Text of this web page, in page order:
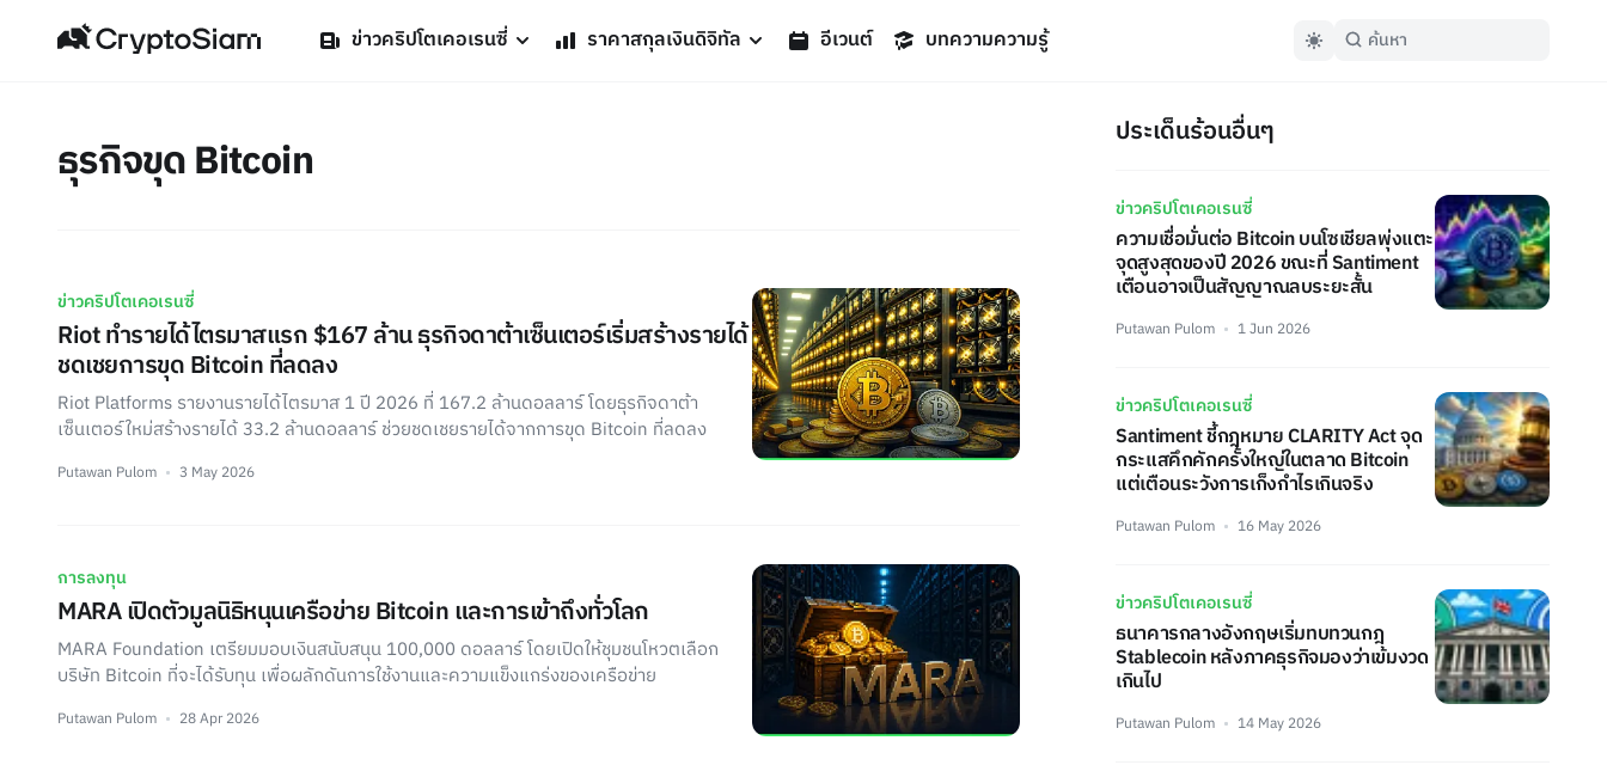
ข่าวคริปโตเคอเรนซี่ ราคาสกุลเงินดิจิทัล อีเวนต์ บทความความรู้
ธุรกิจขุด Bitcoin
ข่าวคริปโตเคอเรนซี่
Riot ทำรายได้ไตรมาสแรก $167 ล้าน ธุรกิจดาต้าเซ็นเตอร์เริ่มสร้างรายได้
ชดเชยการขุด Bitcoin ที่ลดลง
Riot Platforms รายงานรายได้ไตรมาส 1 ปี 2026 ที่ 167.2 ล้านดอลลาร์ โดยธุรกิจดาต้า
เซ็นเตอร์ใหม่สร้างรายได้ 33.2 ล้านดอลลาร์ ช่วยชดเชยรายได้จากการขุด Bitcoin ที่ลดลง
Putawan Pulom 3 May 2026
การลงทุน
MARA เปิดตัวมูลนิธิหนุนเครือข่าย Bitcoin และการเข้าถึงทั่วโลก
MARA Foundation เตรียมมอบเงินสนับสนุน 100,000 ดอลลาร์ โดยเปิดให้ชุมชนโหวตเลือก
บริษัท Bitcoin ที่จะได้รับทุน เพื่อผลักดันการใช้งานและความแข็งแกร่งของเครือข่าย
Putawan Pulom 28 Apr 2026
ประเด็นร้อนอื่นๆ
ข่าวคริปโตเคอเรนซี่
ความเชื่อมั่นต่อ Bitcoin บนโซเชียลพุ่งแตะ
จุดสูงสุดของปี 2026 ขณะที่ Santiment
เตือนอาจเป็นสัญญาณลบระยะสั้น
Putawan Pulom 1 Jun 2026
ข่าวคริปโตเคอเรนซี่
Santiment ชี้กฎหมาย CLARITY Act จุด
กระแสคึกคักครั้งใหญ่ในตลาด Bitcoin
แต่เตือนระวังการเก็งกำไรเกินจริง
Putawan Pulom 16 May 2026
ข่าวคริปโตเคอเรนซี่
ธนาคารกลางอังกฤษเริ่มทบทวนกฎ
Stablecoin หลังภาคธุรกิจมองว่าเข้มงวด
เกินไป
Putawan Pulom 14 May 2026